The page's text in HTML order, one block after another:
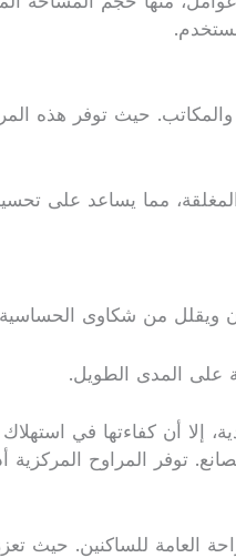
حيث توفر هذه
مما يساعد على
ويقلل من شكاوى
على المدى الطويل.
إلا أن كفاءتها في
توفر المراوح المركزية
للساكنين. حيث